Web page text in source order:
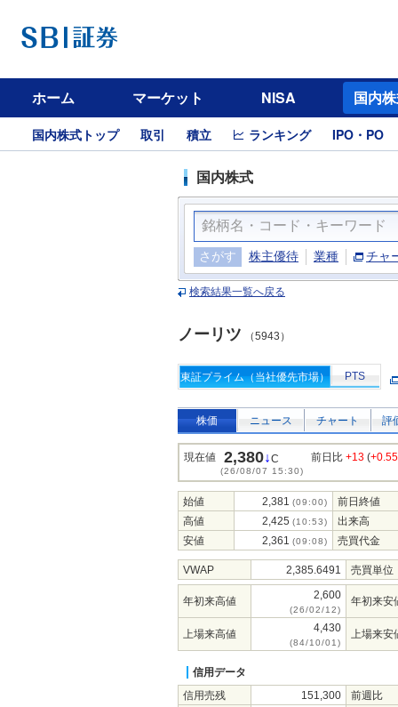
ホーム マーケット NISA 国内
国内株式トップ 取引 積立 ランキング IPO・PO
国内株式
さがす 株主優待 業種 チャ
検索結果一覧へ戻る
ノーリツ （5943）
東証プライム（当社優先市場） PTS
株価 ニュース チャート 評
現在値 2,380↓C
(26/08/07 15:30)
前日比 +13 (
始値 2,381 (09:00)
前日終値
高値
2,425 (10:53)
出来高
安値
2,361 (09:08) 売買代金
VWAP 2,385.6491 売買単位
年初来高値 2,600
(26/02/12)
年初来安
上場来高値 4,430
(84/10/01)
上場来安
信用データ
信用売残
151,300
前週比